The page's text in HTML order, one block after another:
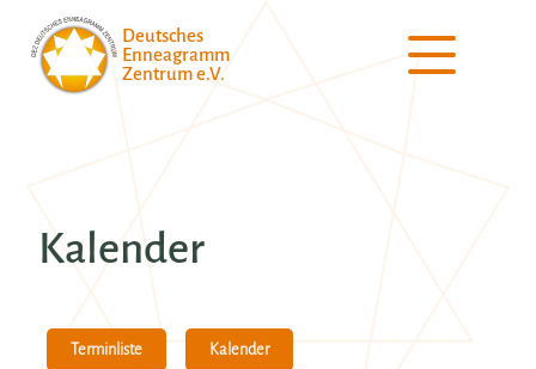
Deutsches
Enneagramm
Zentrum e.V.
Kalender
Terminliste Kalender